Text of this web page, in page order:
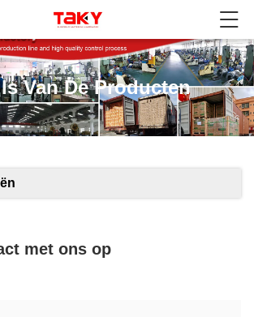
Van De Producten
met ons op